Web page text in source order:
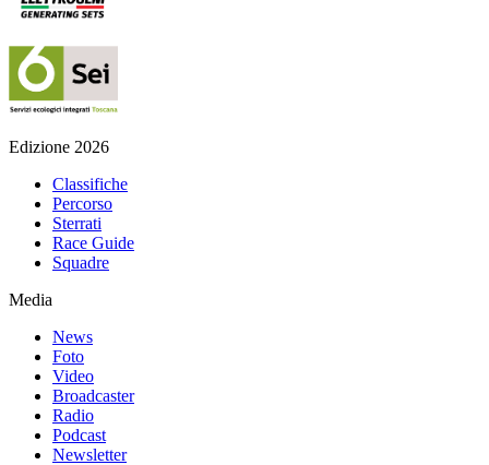
Edizione 2026
Classifiche
Percorso
Sterrati
Race Guide
Squadre
Media
News
Foto
Video
Broadcaster
Radio
Podcast
Newsletter